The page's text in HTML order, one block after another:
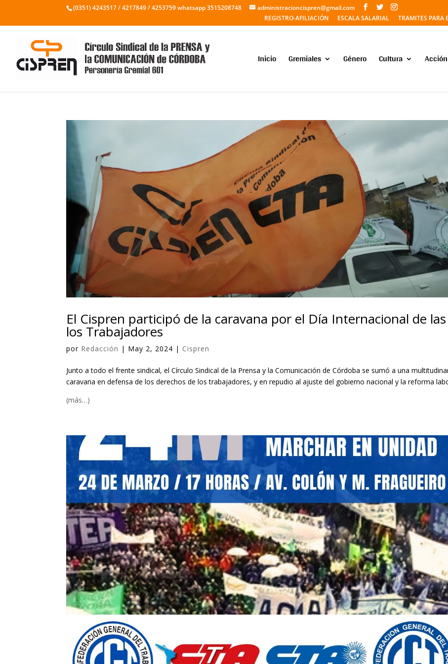
(0351) 4243517 / 4217849 / 4253759 whatsapp 3515208748
administracioncispren@gmail.com
REGISTRO-AFILIACIÓN
ESCALA SALARIAL TRAMITES PARA
Inicio Gremiales Género Cultura
El Cispren participó de la caravana por el Día Internacional de
los Trabajadores
por Redacción | May 2, 2024 | Cispren
Junto a todo el frente sindical, el Círculo Sindical de la Prensa y la Comunicación de Córdoba se sumó a una
caravana en defensa de los derechos de los trabajadores, y en repudio al ajuste del gobierno nacional y la reforma
(más…)